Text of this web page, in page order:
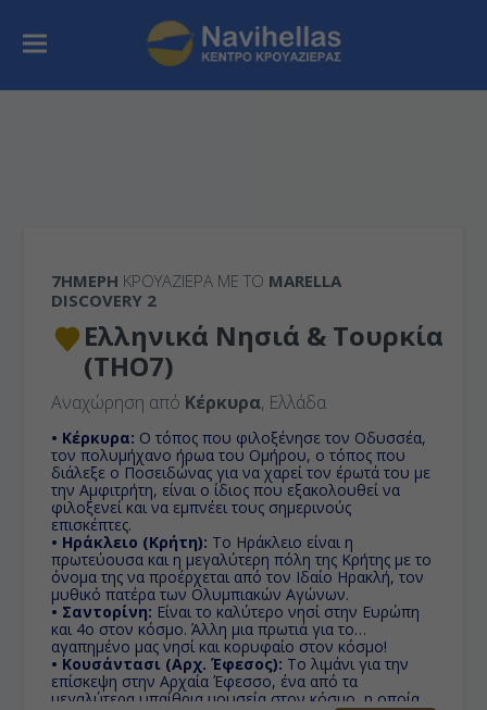
7ΉΜΕΡΗ ΚΡΟΥΑΖΙΕΡΑ ΜΕ ΤΟ MARELLA
DISCOVERY 2
Ελληνικά Νησιά & Τουρκία
(THO7)
Αναχώρηση από Κέρκυρα, Ελλάδα
• Κέρκυρα: Ο τόπος που φιλοξένησε τον Οδυσσέα,
τον πολυμήχανο ήρωα του Ομήρου, ο τόπος που
διάλεξε ο Ποσειδώνας για να χαρεί τον έρωτά του με
την Αμφιτρήτη, είναι ο ίδιος που εξακολουθεί να
φιλοξενεί και να εμπνέει τους σημερινούς
επισκέπτες.
• Ηράκλειο (Κρήτη): Το Ηράκλειο είναι η
πρωτεύουσα και η μεγαλύτερη πόλη της Κρήτης με το
όνομα της να προέρχεται από τον Ιδαίο Ηρακλή, τον
μυθικό πατέρα των Ολυμπιακών Αγώνων.
• Σαντορίνη: Είναι το καλύτερο νησί στην Ευρώπη
και 4ο στον κόσμο. Άλλη μια πρωτιά για το
αγαπημένο μας νησί και κορυφαίο στον κόσμο!
• Κουσάντασι (Αρχ. Έφεσος): Το λιμάνι για την
επίσκεψη στην Αρχαία Έφεσσο, ένα από τα
μεγαλύτερα υπαίθρια μουσεία στον κόσμο, η οποία